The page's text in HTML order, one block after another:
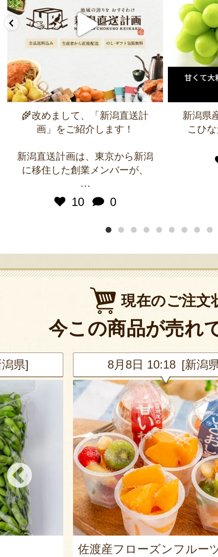
🌾改めまして、「新潟直送計
画」をご紹介します！
新潟直送計画は、東京から新潟
に移住した創業メンバーが、
...
10
0
新潟県
こひ
現在のご注文
今この商品が売れ
県] 8月8日 10:18 [新潟
笹だんご詰め合わせ